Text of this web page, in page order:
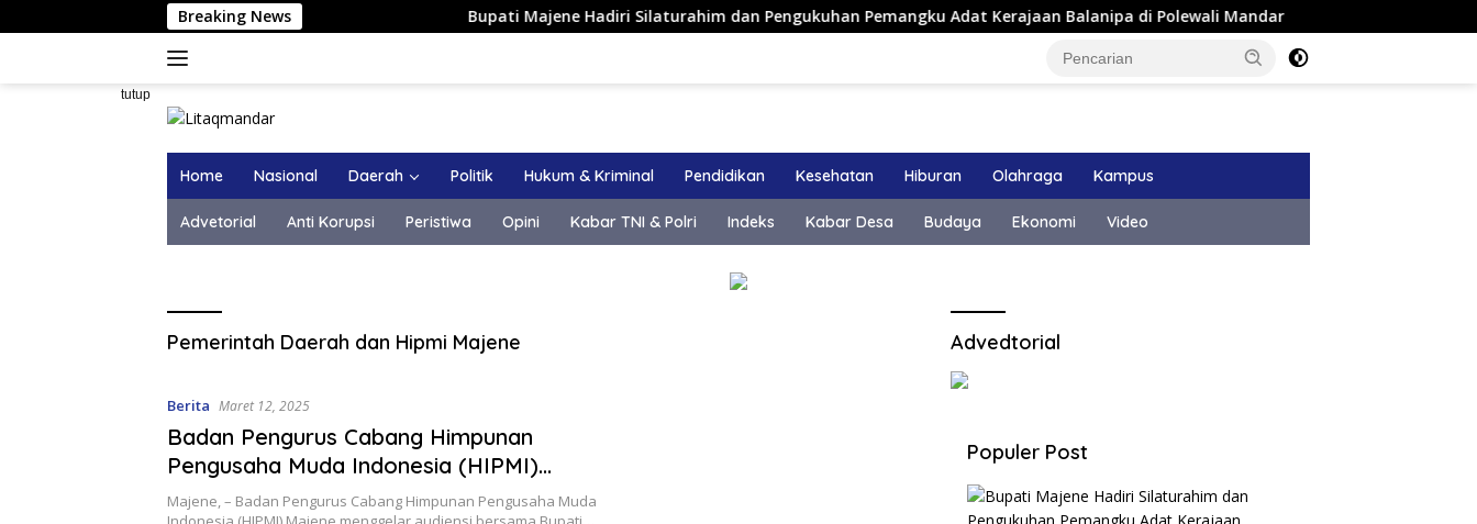
ke
Breaking News Bupati Majene Hadiri Silaturahim dan Pengukuhan Pemangku Adat Kerajaan Balanipa di Polewali Mandar
tutup
Home Nasional Daerah Politik Hukum & Kriminal Pendidikan Kesehatan Hiburan Olahraga Kampus
Advetorial Anti Korupsi Peristiwa Opini Kabar TNI & Polri Indeks Kabar Desa Budaya Ekonomi Video
Pemerintah Daerah dan Hipmi Majene
Berita Maret 12, 2025
Badan Pengurus Cabang Himpunan
Pengusaha Muda Indonesia (HIPMI)
Majene Gelar Audiensi dengan Bupati
Majene, – Badan Pengurus Cabang Himpunan Pengusaha Muda
Advedtorial
Populer Post